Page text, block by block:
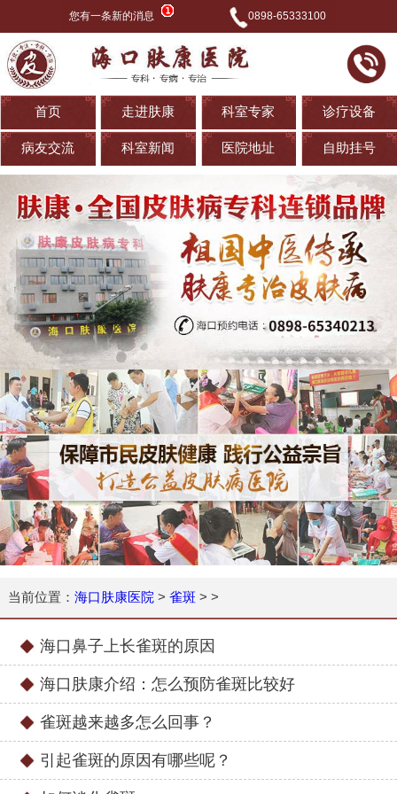
您有一条新的消息 0898-65333100
首页 走进肤康 科室专家 诊疗设备
病友交流 科室新闻 医院地址 自助挂号
当前位置： 海口肤康医院 > 雀斑 > >
海口鼻子上长雀斑的原因
海口肤康介绍：怎么预防雀斑比较好
雀斑越来越多怎么回事？
引起雀斑的原因有哪些呢？